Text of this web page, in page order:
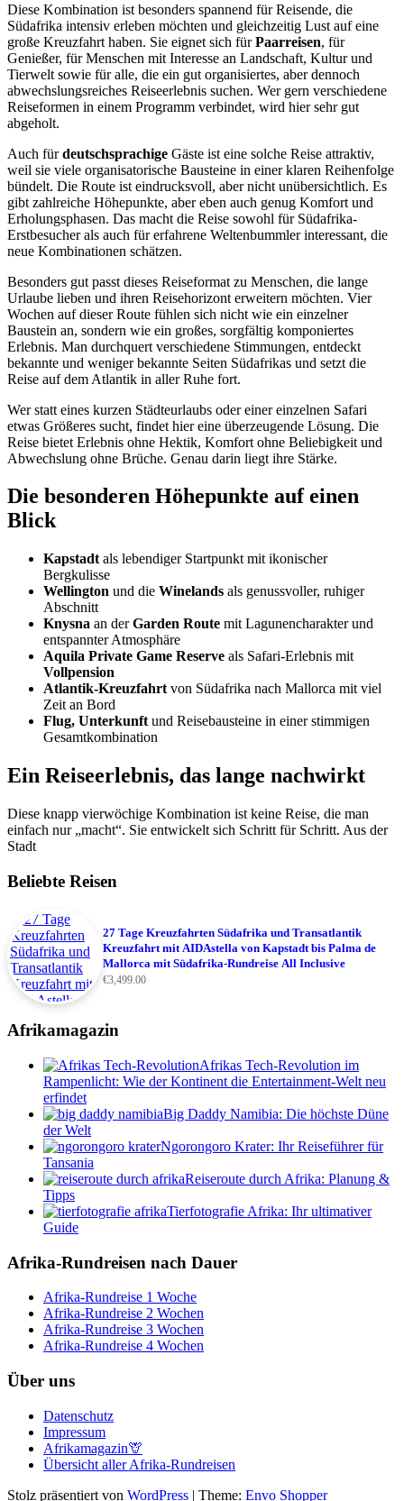
Diese Kombination ist besonders spannend für Reisende, die
Südafrika intensiv erleben möchten und gleichzeitig Lust auf eine
große Kreuzfahrt haben. Sie eignet sich fürPaarreisen, für
Genießer, für Menschen mit Interesse an Landschaft, Kultur und
Tierwelt sowie für alle, die ein gut organisiertes, aber dennoch
abwechslungsreiches Reiseerlebnis suchen. Wer gern verschiedene
Reiseformen in einem Programm verbindet, wird hier sehr gut
abgeholt.
Auch fürdeutschsprachige Gäste ist eine solche Reise attraktiv,
weil sie viele organisatorische Bausteine in einer klaren Reihenfolge
bündelt. Die Route ist eindrucksvoll, aber nicht unübersichtlich. Es
gibt zahlreiche Höhepunkte, aber eben auch genug Komfort und
Erholungsphasen. Das macht die Reise sowohl für Südafrika-
Erstbesucher als auch für erfahrene Weltenbummler interessant, die
neue Kombinationen schätzen.
Besonders gut passt dieses Reiseformat zu Menschen, die lange
Urlaube lieben und ihren Reisehorizont erweitern möchten. Vier
Wochen auf dieser Route fühlen sich nicht wie ein einzelner
Baustein an, sondern wie ein großes, sorgfältig komponiertes
Erlebnis. Man durchquert verschiedene Stimmungen, entdeckt
bekannte und weniger bekannte Seiten Südafrikas und setzt die
Reise auf dem Atlantik in aller Ruhe fort.
Wer statt eines kurzen Städteurlaubs oder einer einzelnen Safari
etwas Größeres sucht, findet hier eine überzeugende Lösung. Die
Reise bietet Erlebnis ohne Hektik, Komfort ohne Beliebigkeit und
Abwechslung ohne Brüche. Genau darin liegt ihre Stärke.
Die besonderen Höhepunkte auf einen
Blick
Kapstadt als lebendiger Startpunkt mit ikonischer
Bergkulisse
Wellington und die Winelands als genussvoller, ruhiger
Abschnitt
Knysna an derGarden Route mit Lagunencharakter und
entspannter Atmosphäre
Aquila Private Game Reserve als Safari-Erlebnis mit
Vollpension
Atlantik-Kreuzfahrt von Südafrika nach Mallorca mit viel
Zeit an Bord
Flug, Unterkunft und Reisebausteine in einer stimmigen
Gesamtkombination
Ein Reiseerlebnis, das lange nachwirkt
Diese knapp vierwöchige Kombination ist keine Reise, die man
einfach nur „macht“. Sie entwickelt sich Schritt für Schritt. Aus der
Stadt
Beliebte Reisen
27 Tage Kreuzfahrten Südafrika und Transatlantik
Kreuzfahrt mit AIDAstella von Kapstadt bis Palma de
Mallorca mit Südafrika-Rundreise All Inclusive
€3,499.00
Afrikamagazin
Afrikas Tech-Revolution im
Rampenlicht: Wie der Kontinent die Entertainment-Welt neu
erfindet
Big Daddy Namibia: Die höchste Düne
der Welt
Ngorongoro Krater: Ihr Reiseführer für
Tansania
Reiseroute durch Afrika: Planung &
Tipps
Tierfotografie Afrika: Ihr ultimativer
Guide
Afrika-Rundreisen nach Dauer
Afrika-Rundreise 1 Woche
Afrika-Rundreise 2 Wochen
Afrika-Rundreise 3 Wochen
Afrika-Rundreise 4 Wochen
Über uns
Datenschutz
Impressum
Afrikamagazin🦒
Übersicht aller Afrika-Rundreisen
Stolz präsentiert von WordPress | Theme: Envo Shopper